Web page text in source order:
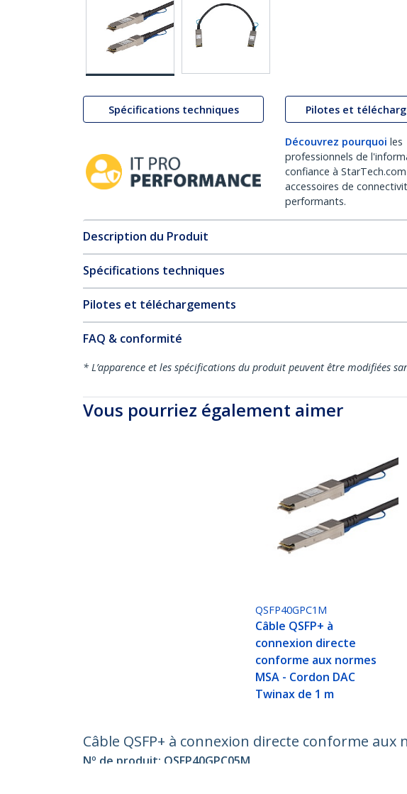
Spécifications techniques Pilotes et
Découvrez pourquoi les
professionnels de
confiance à
accessoires de
performants.
Description du Produit
Spécifications techniques
Pilotes et téléchargements
FAQ & conformité
* L’apparence et les spécifications du produit peuvent être modifiées
Vous pourriez également aimer
QSFP40GPC1M
Câble QSFP+ à
connexion directe
conforme aux normes
MSA - Cordon DAC
Twinax de 1 m
Câble QSFP+ à connexion directe conforme aux
Nº de produit: QSFP40GPC05M